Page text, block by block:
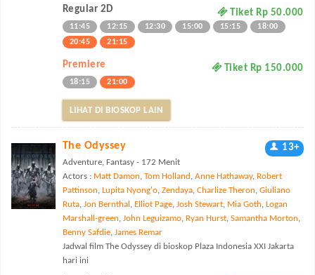
Regular 2D Tiket Rp 50.000
11:45 12:15 12:30 15:00 15:15
18:00
20:45
21:15
Premiere Tiket Rp 150.000
18:15 21:00
LIHAT DI BIOSKOP LAIN
The Odyssey 13+
Adventure, Fantasy - 172 Menit
Actors : Matt Damon, Tom Holland , Anne Hathaway, Robert
Pattinson, Lupita Nyong'o, Zendaya, Charlize Theron, Giuliano
Ruta, Jon Bernthal , Elliot Page, Josh Stewart, Mia Goth, Logan
Marshall-green, John Leguizamo, Ryan Hurst, Samantha Morton,
Benny Safdie, James Remar
Jadwal film The Odyssey di bioskop Plaza Indonesia XXI Jakarta
hari ini